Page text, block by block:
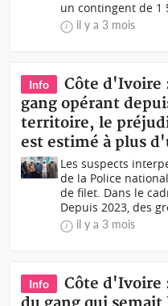
un contingent de 1
il y a 3 mois
Info
Côte
gang opérant
territoire, le
est estimé à plus
Les suspects
de la Police
de filet. Dans le
Depuis 2023, des
il y a 3 mois
Info
Côte d'Ivoire